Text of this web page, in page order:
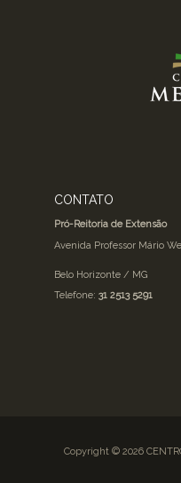
CONTATO
Pró-Reitoria de Extensão
Avenida Professor Mário
Belo Horizonte / MG
Telefone: 31 2513 5291
Copyright © 2026